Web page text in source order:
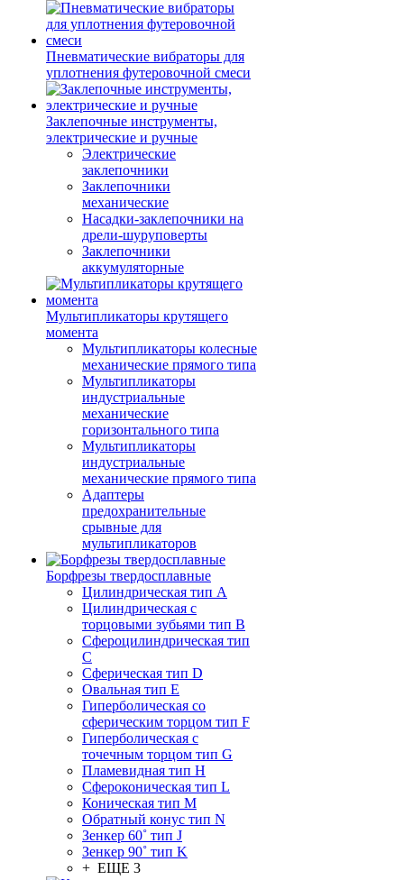
Пневматические вибраторы для
уплотнения футеровочной смеси
Заклепочные инструменты,
электрические и ручные
Электрические
заклепочники
Заклепочники
механические
Насадки-заклепочники на
дрели-шуруповерты
Заклепочники
аккумуляторные
Мультипликаторы крутящего
момента
Мультипликаторы колесные
механические прямого типа
Мультипликаторы
индустриальные
механические
горизонтального типа
Мультипликаторы
индустриальные
механические прямого типа
Адаптеры
предохранительные
срывные для
мультипликаторов
Борфрезы твердосплавные
Цилиндрическая тип A
Цилиндрическая с
торцовыми зубьями тип B
Сфероцилиндрическая тип
C
Сферическая тип D
Овальная тип E
Гиперболическая со
сферическим торцом тип F
Гиперболическая с
точечным торцом тип G
Пламевидная тип H
Сфероконическая тип L
Коническая тип M
Обратный конус тип N
Зенкер 60˚ тип J
Зенкер 90˚ тип K
+ ЕЩЕ 3